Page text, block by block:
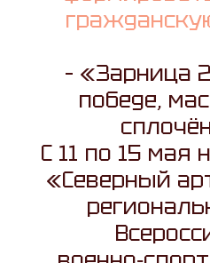
– «Зарница
победе,
С 11 по 15 мая
«Северный